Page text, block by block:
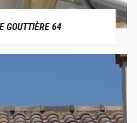
GOUTTIÈRE 64